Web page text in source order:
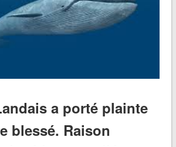
a porté plainte
blessé. Raison